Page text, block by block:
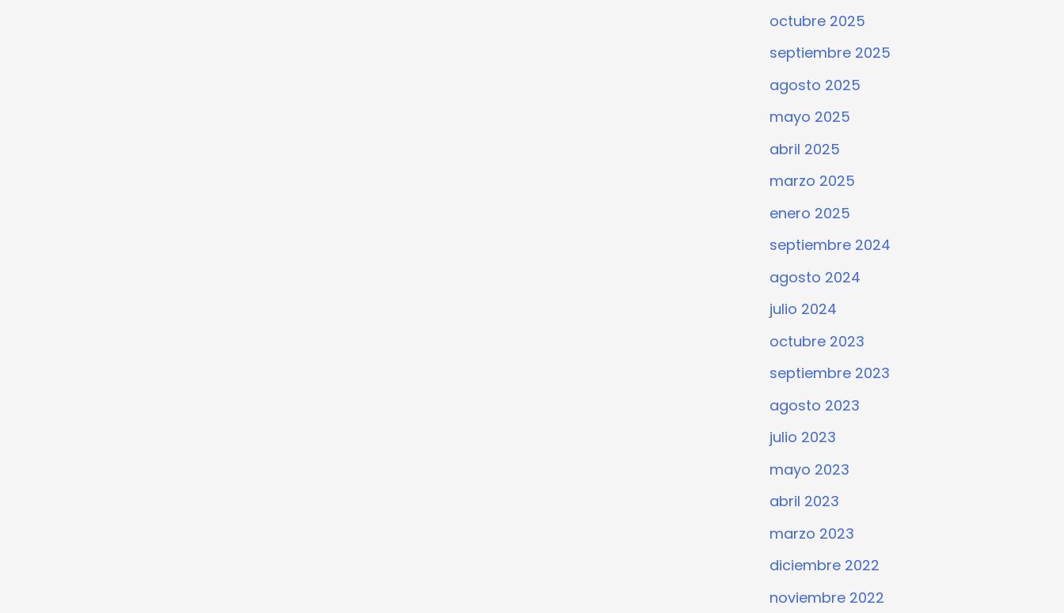
octubre 2025
septiembre 2025
agosto 2025
mayo 2025
abril 2025
marzo 2025
enero 2025
septiembre 2024
agosto 2024
julio 2024
octubre 2023
septiembre 2023
agosto 2023
julio 2023
mayo 2023
abril 2023
marzo 2023
diciembre 2022
noviembre 2022